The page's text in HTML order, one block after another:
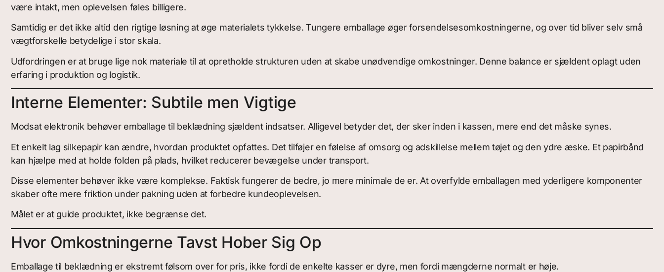
være intakt, men oplevelsen føles billigere.
Samtidig er det ikke altid den rigtige løsning at øge materialets tykkelse. Tungere emballage øger forsendelsesomkostningerne, og over tid bliver selv små
vægtforskelle betydelige i stor skala.
Udfordringen er at bruge lige nok materiale til at opretholde strukturen uden at skabe unødvendige omkostninger. Denne balance er sjældent oplagt uden
erfaring i produktion og logistik.
Interne Elementer: Subtile men Vigtige
Modsat elektronik behøver emballage til beklædning sjældent indsatser. Alligevel betyder det, der sker inden i kassen, mere end det måske synes.
Et enkelt lag silkepapir kan ændre, hvordan produktet opfattes. Det tilføjer en følelse af omsorg og adskillelse mellem tøjet og den ydre æske. Et papirbånd
kan hjælpe med at holde folden på plads, hvilket reducerer bevægelse under transport.
Disse elementer behøver ikke være komplekse. Faktisk fungerer de bedre, jo mere minimale de er. At overfylde emballagen med yderligere komponenter
skaber ofte mere friktion under pakning uden at forbedre kundeoplevelsen.
Målet er at guide produktet, ikke begrænse det.
Hvor Omkostningerne Tavst Hober Sig Op
Emballage til beklædning er ekstremt følsom over for pris, ikke fordi de enkelte kasser er dyre, men fordi mængderne normalt er høje.